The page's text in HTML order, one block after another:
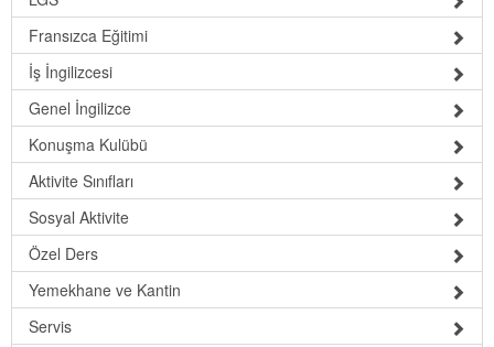
Fransızca Eğitimi
İş İngilizcesi
Genel İngilizce
Konuşma Kulübü
Aktivite Sınıfları
Sosyal Aktivite
Özel Ders
Yemekhane ve Kantin
Servis